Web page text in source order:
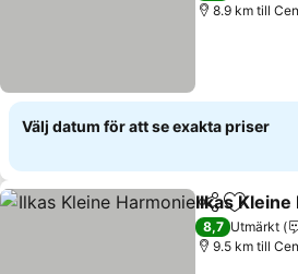
8.9 km till
Välj datum för att se exakta priser
Dela Lägg
Ilkas Kleine
8,7 Utmärkt
9.5 km till